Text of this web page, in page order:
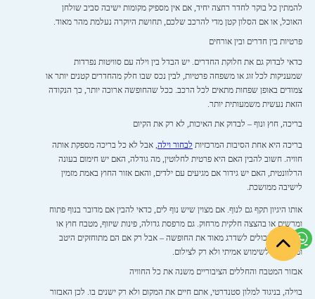
להמתין כל בוקר לחדר רחצה יחיד, אם אין מספיק מקומות ישיבה סביב שולחן
האוכל, או אם הסלון קטן מדי להרכב שלכם, תחושת היוקרה נעלמת מהר מאוד.
פרטיות בין חדרים ובין אורחים
כדאי לבדוק גם את חלוקת החדרים. יש הבדל בין וילה עם סוויטות נפרדות
שמעניקות לכל זוג או משפחה פרטיות, לבין נכס שבו חלק מהחדרים קטנים יותר או
צמודים באופן שפחות מתאים לכל הרכב. ככל שהחופשה ארוכה יותר, כך הנקודה
הזאת נעשית משמעותית יותר.
בריכה, חוץ ונוף – לבדוק את האיכות, לא רק את הקיום
בריכה היא אחת הסיבות המרכזיות לבחור וילה , אבל לא כל בריכה מספקת אותה
חוויה. חשוב להבין האם היא פרטית לחלוטין, מה גודלה, האם יש חימום בעונה
הרלוונטית, האם יש גידור אם מגיעים עם ילדים, והאם אזור החוץ באמת מזמין
לישיבה ממושכת.
אותו היגיון תקף גם לנוף. אם מצוין שיש נוף לים, כדאי להבין אם מדובר בנוף פתוח
ומרשים או בהצצה חלקית מרחוק. גם מרפסת גדולה, פינות שיזוף, מטבח חוץ או
פינת מנגל יכולים לשדרג מאוד את החופשה – אבל רק אם הם מתוחזקים היטב
ומתאימים לשימוש אמיתי ולא רק לצילום.
אבזור המטבח והחללים הציבוריים משנה את כל החוויה
בוילה, בניגוד למלון סטנדרטי, אתם חיים את המקום ולא רק ישנים בו. לכן האבזור